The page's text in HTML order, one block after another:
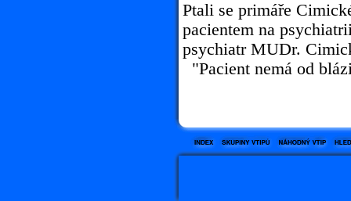
Ptali se primáře
pacientem na
psychiatr MUDr.
"Pacient nemá od